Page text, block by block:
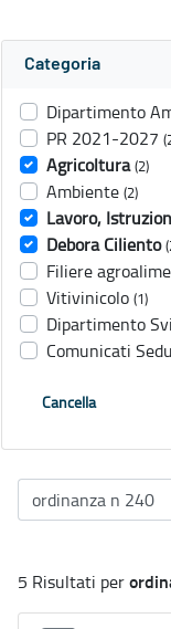
Categoria
Dipartimento
PR 2021-2027
Agricoltura (2)
Ambiente (2)
Lavoro,
Debora Ciliento
Filiere
Vitivinicolo (1)
Dipartimento
Comunicati
Cancella
5 Risultati per